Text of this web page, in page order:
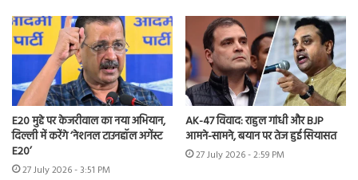
E20 मुद्दे पर केजरीवाल का नया अभियान,
दिल्ली में करेंगे ‘नेशनल टाउनहॉल अगेंस्ट
E20’
27 July 2026 - 3:51 PM
AK-47 विवाद: राहुल गांधी और BJP
आमने-सामने, बयान पर तेज हुई सियासत
27 July 2026 - 2:59 PM